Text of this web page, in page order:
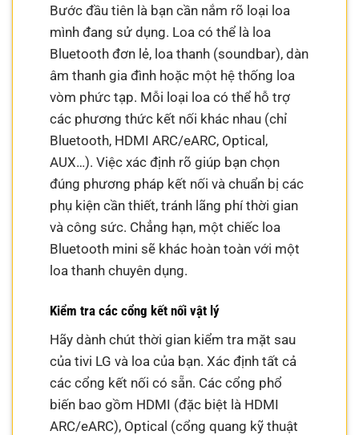
Bước đầu tiên là bạn cần nắm rõ loại loa
mình đang sử dụng. Loa có thể là loa
Bluetooth đơn lẻ, loa thanh (soundbar), dàn
âm thanh gia đình hoặc một hệ thống loa
vòm phức tạp. Mỗi loại loa có thể hỗ trợ
các phương thức kết nối khác nhau (chỉ
Bluetooth, HDMI ARC/eARC, Optical,
AUX…). Việc xác định rõ giúp bạn chọn
đúng phương pháp kết nối và chuẩn bị các
phụ kiện cần thiết, tránh lãng phí thời gian
và công sức. Chẳng hạn, một chiếc loa
Bluetooth mini sẽ khác hoàn toàn với một
loa thanh chuyên dụng.
Kiểm tra các cổng kết nối vật lý
Hãy dành chút thời gian kiểm tra mặt sau
của tivi LG và loa của bạn. Xác định tất cả
các cổng kết nối có sẵn. Các cổng phổ
biến bao gồm HDMI (đặc biệt là HDMI
ARC/eARC), Optical (cổng quang kỹ thuật